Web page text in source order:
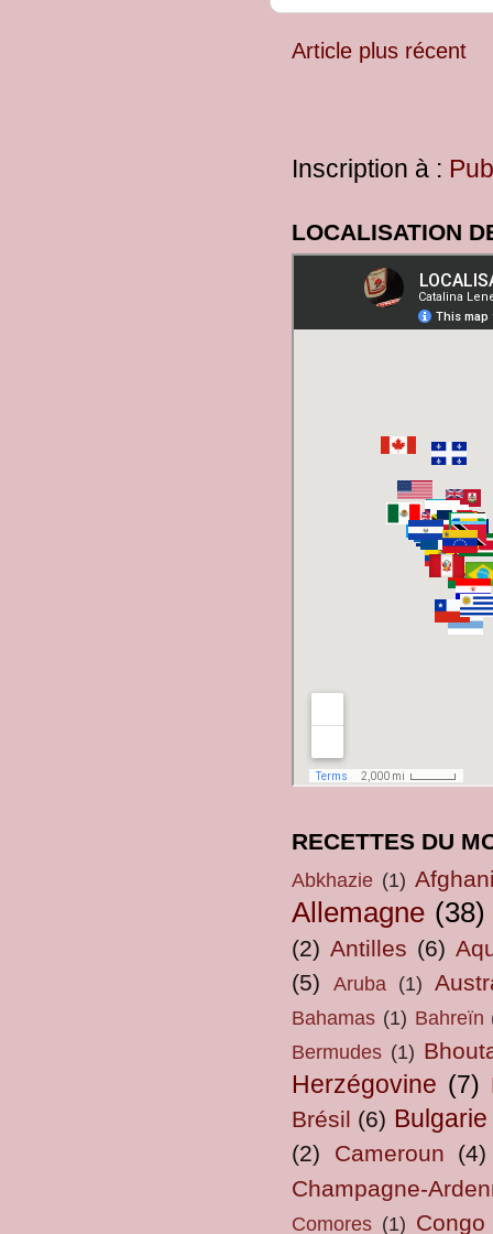
Article plus récent
Inscription à :
LOCALISATION
RECETTES DU
Abkhazie (1)
Allemagne (38)
(2) Antilles (6)
(5)
Aruba (1)
Bahamas (1) Bahreïn
Bermudes (1)
Herzégovine (7)
Brésil (6) Bulgarie
(2) Cameroun
(4)
Champagne-
Comores (1) Congo